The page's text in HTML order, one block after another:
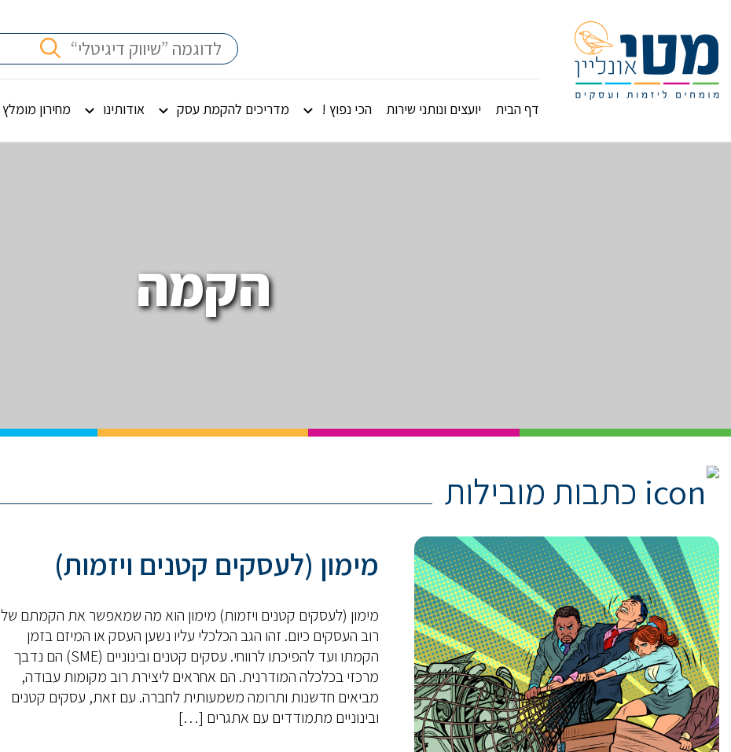
דף הבית יועצים ונותני שירות הכי נפוץ ! מדריכים להקמת עסק אודותינו מחירון מומלץ
הקמה
כתבות מובילות
מימון (לעסקים קטנים ויזמות)
מימון (לעסקים קטנים ויזמות) מימון הוא מה שמאפשר את הקמתם של
רוב העסקים כיום. זהו הגב הכלכלי עליו נשען העסק או המיזם בזמן
הקמתו ועד להפיכתו לרווחי. עסקים קטנים ובינוניים (SME) הם נדבך
מרכזי בכלכלה המודרנית. הם אחראים ליצירת רוב מקומות עבודה,
מביאים חדשנות ותרומה משמעותית לחברה. עם זאת, עסקים קטנים
ובינוניים מתמודדים עם אתגרים […]